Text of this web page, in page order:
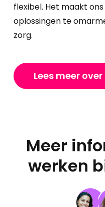
flexibel. Het maakt
oplossingen te
zorg.
Lees meer
Meer
werken